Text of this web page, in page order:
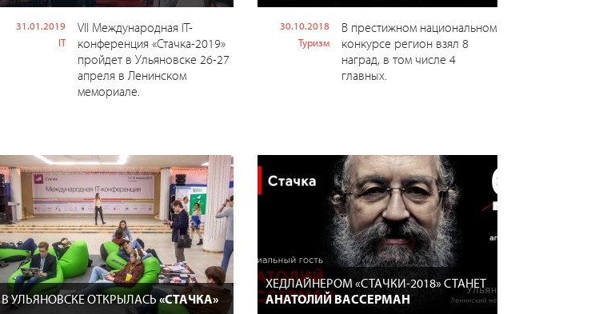
31.01.2019
IT
VII Международная IT-
конференция «Стачка-2019»
пройдет в Ульяновске 26-27
апреля в Ленинском
мемориале.
30.10.2018
Туризм
В престижном национальном
конкурсе регион взял 8
наград, в том числе 4
главных.
В УЛЬЯНОВСКЕ ОТКРЫЛАСЬ«СТАЧКА»
ХЕДЛАЙНЕРОМ «СТАЧКИ-2018» СТАНЕТ
АНАТОЛИЙ ВАССЕРМАН